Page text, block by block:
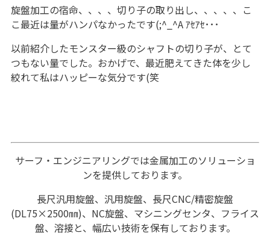
旋盤加工の宿命、、、、切り子の取り出し、、、、、こ
こ最近は量がハンパなかったです(;^_^A ｱｾｱｾ･･･
以前紹介したモンスター級のシャフトの切り子が、とて
つもない量でした。おかげで、最近肥えてきた体を少し
絞れて私はハッピーな気分です(笑
サーフ・エンジニアリングでは金属加工のソリューショ
ンを提供しております。
長尺汎用旋盤、汎用旋盤、長尺CNC/精密旋盤
(DL75×2500㎜)、NC旋盤、マシニングセンタ、フライス
盤、溶接と、幅広い技術を保有しております。